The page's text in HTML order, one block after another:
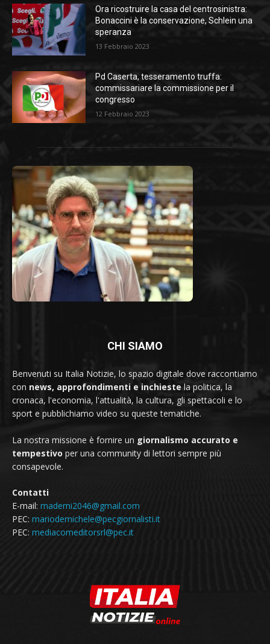
Ora ricostruire la casa del centrosinistra:
Bonaccini è la conservazione, Schlein una
speranza
13 Febbraio 2023
Pd Caserta, tesseramento truffa:
commissariare la commissione per il
congresso
12 Febbraio 2023
CHI SIAMO
Benvenuti su Italia Notizie, lo spazio digitale dove raccontiamo
con news, approfondimenti e inchieste la politica, la
cronaca, l'economia, l'attualità, la cultura, gli spettacoli e lo
sport e pubblichiamo video su queste tematiche.
La nostra missione è fornire un giornalismo accurato e
tempestivo per una community di lettori sempre più
consapevole.
Contatti
E-mail: mademi2046@gmail.com
PEC: mariodemichele@pecgiornalisti.it
PEC: mediacomeditorsrl@pec.it